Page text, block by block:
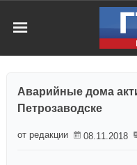
Аварийные дома
Петрозаводске
от редакции 08.11.2018